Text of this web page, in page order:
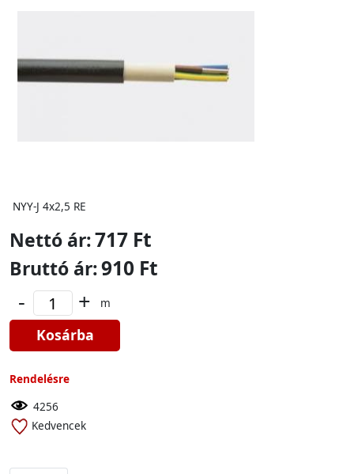
NYY-J 4x2,5 RE
Nettó ár:717 Ft
Bruttó ár:910 Ft
- + m
Kosárba
Rendelésre
4256
Kedvencek